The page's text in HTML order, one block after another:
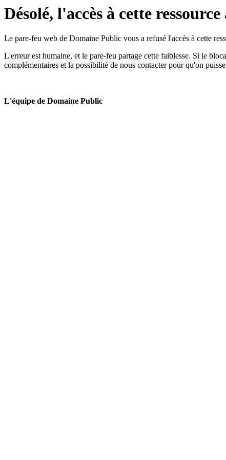
Désolé, l'accès à cette
Le pare-feu web de Domaine Public vous a refusé l'accès à cette
L'erreur est humaine, et le pare-feu partage cette faiblesse. Si le
complémentaires et la possibilité de nous contacter pour qu'on
L'équipe de Domaine Public